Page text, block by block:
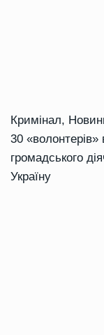
Кримінал,
30 «волонтерів»
громадського
Україну